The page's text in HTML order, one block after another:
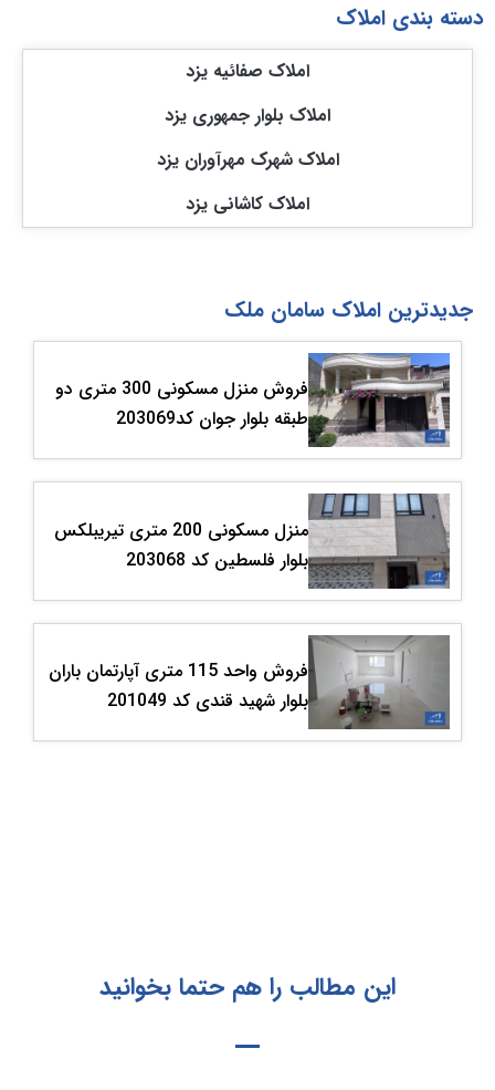
دسته بندی املاک
املاک صفائیه یزد
املاک بلوار جمهوری یزد
املاک شهرک مهرآوران یزد
املاک کاشانی یزد
جدیدترین املاک سامان ملک
فروش منزل مسکونی 300 متری دو
طبقه بلوار جوان کد203069
منزل مسکونی 200 متری تیریبلکس
بلوار فلسطین کد 203068
فروش واحد 115 متری آپارتمان باران
بلوار شهید قندی کد 201049
این مطالب را هم حتما بخوانید